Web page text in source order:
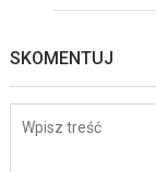
SKOMENTUJ